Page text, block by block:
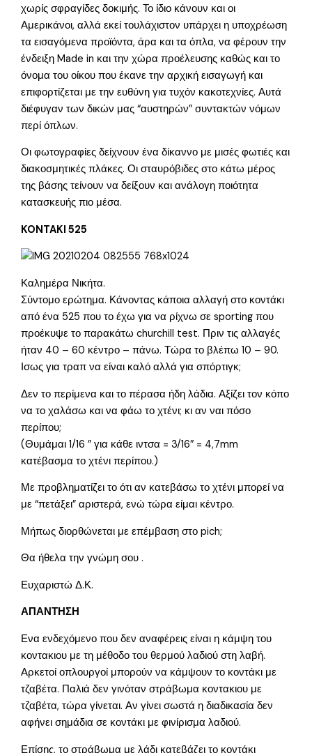
χωρίς σφραγίδες δοκιμής. Το ίδιο κάνουν και οι
Αμερικάνοι, αλλά εκεί τουλάχιστον υπάρχει η υποχρέωση
τα εισαγόμενα προϊόντα, άρα και τα όπλα, να φέρουν την
ένδειξη Made in και την χώρα προέλευσης καθώς και το
όνομα του οίκου που έκανε την αρχική εισαγωγή και
επιφορτίζεται με την ευθύνη για τυχόν κακοτεχνίες. Αυτά
διέφυγαν των δικών μας “αυστηρών” συντακτών νόμων
περί όπλων.
Οι φωτογραφίες δείχνουν ένα δίκαννο με μισές φωτιές και
διακοσμητικές πλάκες. Οι σταυρόβιδες στο κάτω μέρος
της βάσης τείνουν να δείξουν και ανάλογη ποιότητα
κατασκευής πιο μέσα.
KONTAKI 525
Καλημέρα Νικήτα.
Σύντομο ερώτημα. Κάνοντας κάποια αλλαγή στο κοντάκι
από ένα 525 που το έχω για να ρίχνω σε sporting που
προέκυψε το παρακάτω churchill test. Πριν τις αλλαγές
ήταν 40 – 60 κέντρο – πάνω. Τώρα το βλέπω 10 – 90.
Ισως για τραπ να είναι καλό αλλά για σπόρτιγκ;
Δεν το περίμενα και το πέρασα ήδη λάδια. Αξίζει τον κόπο
να το χαλάσω και να φάω το χτένι; κι αν ναι πόσο
περίπου;
(Θυμάμαι 1/16 ” για κάθε ιντσα = 3/16″ = 4,7mm
κατέβασμα το χτένι περίπου.)
Με προβληματίζει το ότι αν κατεβάσω το χτένι μπορεί να
με “πετάξει” αριστερά, ενώ τώρα είμαι κέντρο.
Μήπως διορθώνεται με επέμβαση στο pich;
Θα ήθελα την γνώμη σου .
Ευχαριστώ Δ.Κ.
ΑΠΑΝΤΗΣΗ
Ενα ενδεχόμενο που δεν αναφέρεις είναι η κάμψη του
κοντακιου με τη μέθοδο του θερμού λαδιού στη λαβή.
Αρκετοί οπλουργοί μπορούν να κάμψουν το κοντάκι με
τζαβέτα. Παλιά δεν γινόταν στράβωμα κοντακιου με
τζαβέτα, τώρα γίνεται. Αν γίνει σωστά η διαδικασία δεν
αφήνει σημάδια σε κοντάκι με φινίρισμα λαδιού.
Επίσης, το στράβωμα με λάδι κατεβάζει το κοντάκι